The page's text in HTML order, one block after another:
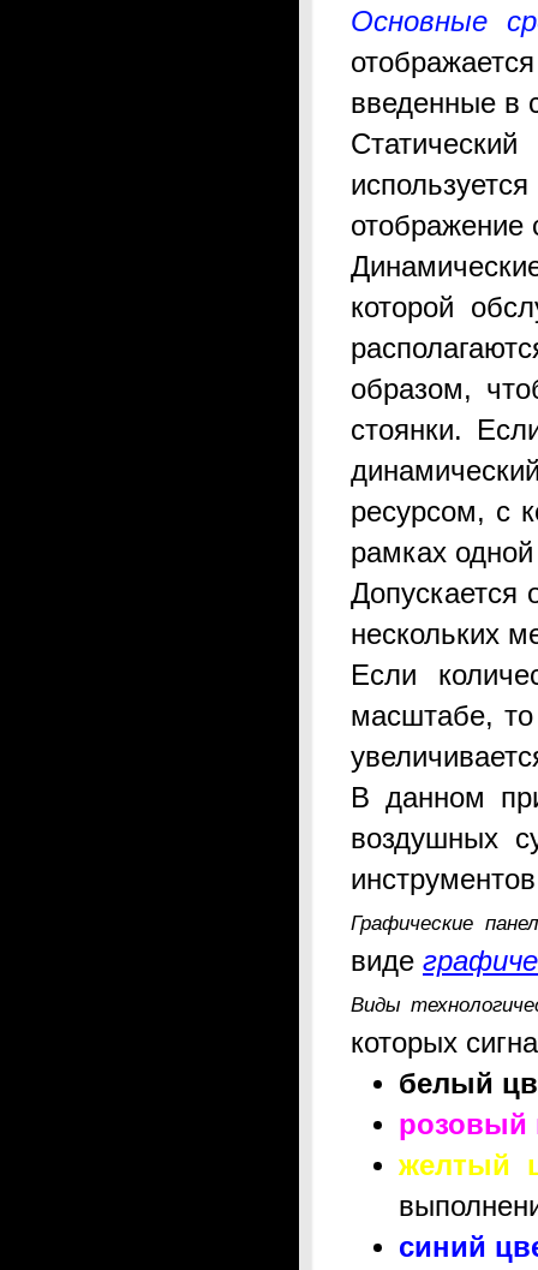
Основные
введенные в
отображение
которой
образом,
стоянки.
ресурсом, с
рамках
Допускается
нескольких
Если
масштабе,
В данном
воздушных
Графические
виде
Виды
которых
белый
розовый
желтый
синий